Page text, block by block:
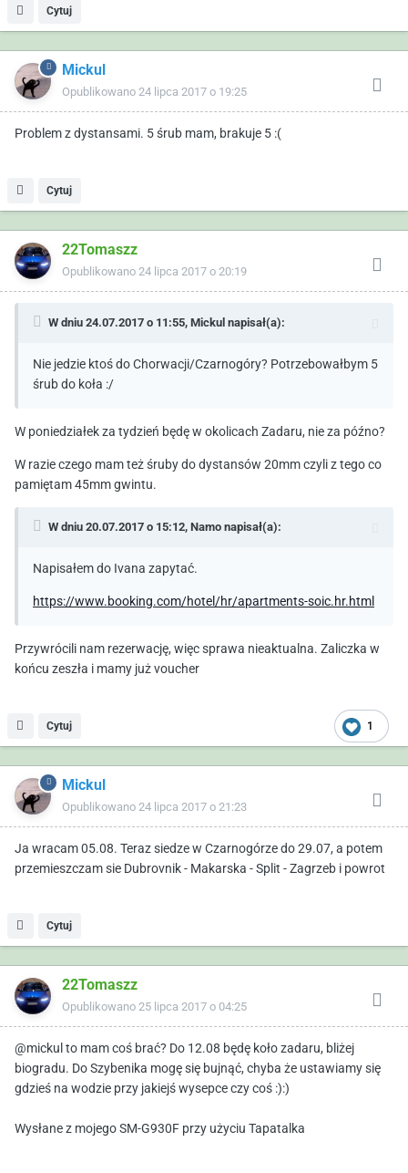
Cytuj
Mickul
Opublikowano 24 lipca 2017 o 19:25
Problem z dystansami. 5 śrub mam, brakuje 5 :(
Cytuj
22Tomaszz
Opublikowano 24 lipca 2017 o 20:19
W dniu 24.07.2017 o 11:55, Mickul napisał(a):
Nie jedzie ktoś do Chorwacji/Czarnogóry? Potrzebowałbym 5
śrub do koła :/
W poniedziałek za tydzień będę w okolicach Zadaru, nie za późno?
W razie czego mam też śruby do dystansów 20mm czyli z tego co
pamiętam 45mm gwintu.
W dniu 20.07.2017 o 15:12, Namo napisał(a):
Napisałem do Ivana zapytać.
https://www.booking.com/hotel/hr/apartments-soic.hr.html
Przywrócili nam rezerwację, więc sprawa nieaktualna. Zaliczka w
końcu zeszła i mamy już voucher
1
Cytuj
Mickul
Opublikowano 24 lipca 2017 o 21:23
Ja wracam 05.08. Teraz siedze w Czarnogórze do 29.07, a potem
przemieszczam sie Dubrovnik - Makarska - Split - Zagrzeb i powrot
Cytuj
22Tomaszz
Opublikowano 25 lipca 2017 o 04:25
@mickul to mam coś brać? Do 12.08 będę koło zadaru, bliżej
biogradu. Do Szybenika mogę się bujnąć, chyba że ustawiamy się
gdzieś na wodzie przy jakiejś wysepce czy coś :):)
Wysłane z mojego SM-G930F przy użyciu Tapatalka